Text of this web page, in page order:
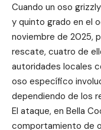
Cuando un oso
y quinto grado en el
noviembre de 2025,
rescate, cuatro de
autoridades locales
oso específico
dependiendo de los
El ataque, en Bella
comportamiento de